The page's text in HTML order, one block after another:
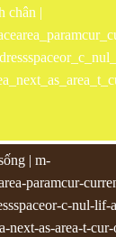
chân |
| m-
paramcur-
c-nul-lif-
next-as-area-t-